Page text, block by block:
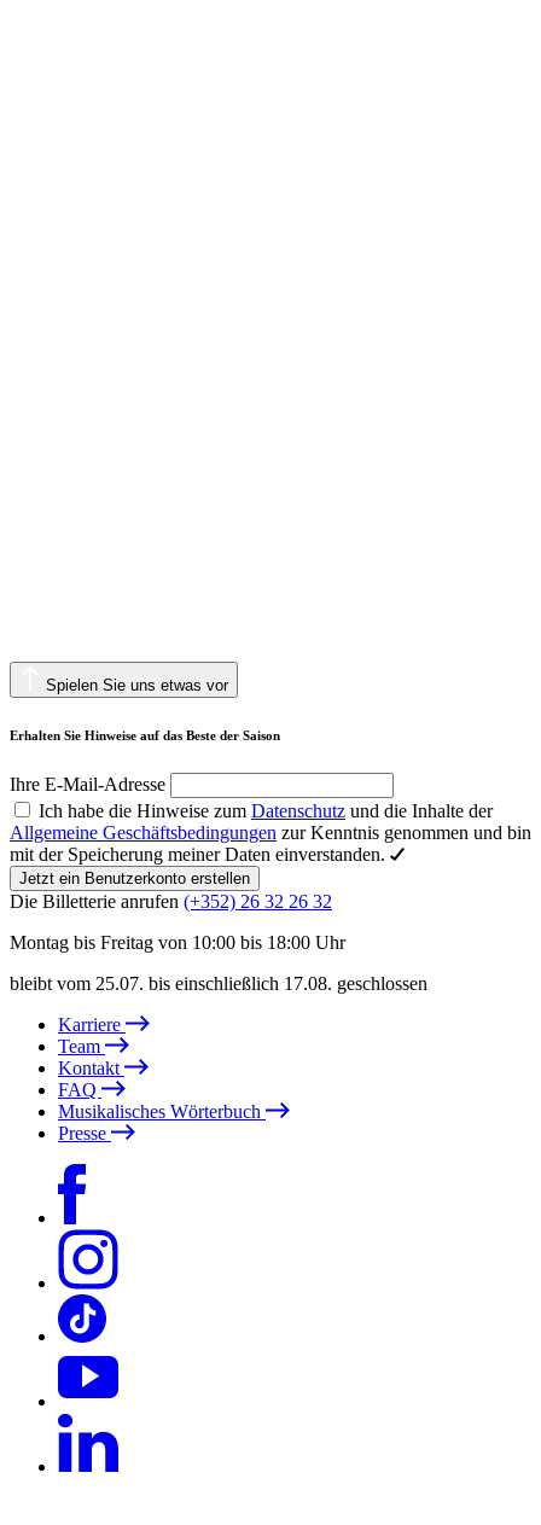
Spielen Sie uns etwas vor
Erhalten Sie Hinweise auf das Beste der Saison
Ihre E-Mail-Adresse
Ich habe die Hinweise zum Datenschutz und die Inhalte der
Allgemeine Geschäftsbedingungen zur Kenntnis genommen und bin
mit der Speicherung meiner Daten einverstanden.
Jetzt ein Benutzerkonto erstellen
Die Billetterie anrufen (+352) 26 32 26 32
Montag bis Freitag von 10:00 bis 18:00 Uhr
bleibt vom 25.07. bis einschließlich 17.08. geschlossen
Karriere
Team
Kontakt
FAQ
Musikalisches Wörterbuch
Presse